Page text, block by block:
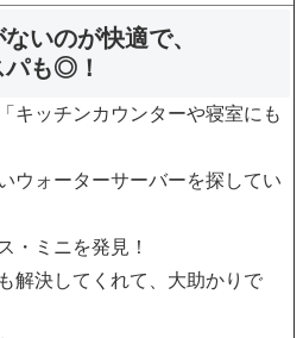
いのが快適で、
パも◎！
キッチンカウンターや寝室にも
ウォーターサーバーを探してい
・ミニを発見！
解決してくれて、大助かりで